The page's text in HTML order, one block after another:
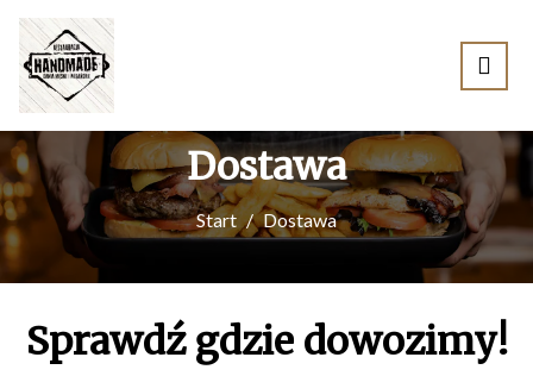
Dostawa
Start Dostawa
Sprawdź gdzie dowozimy!